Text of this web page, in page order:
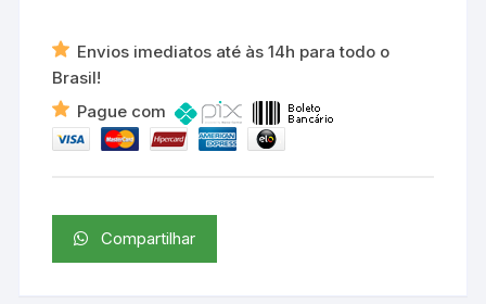
Envios imediatos até às 14h para todo o
Brasil!
Pague com
Compartilhar